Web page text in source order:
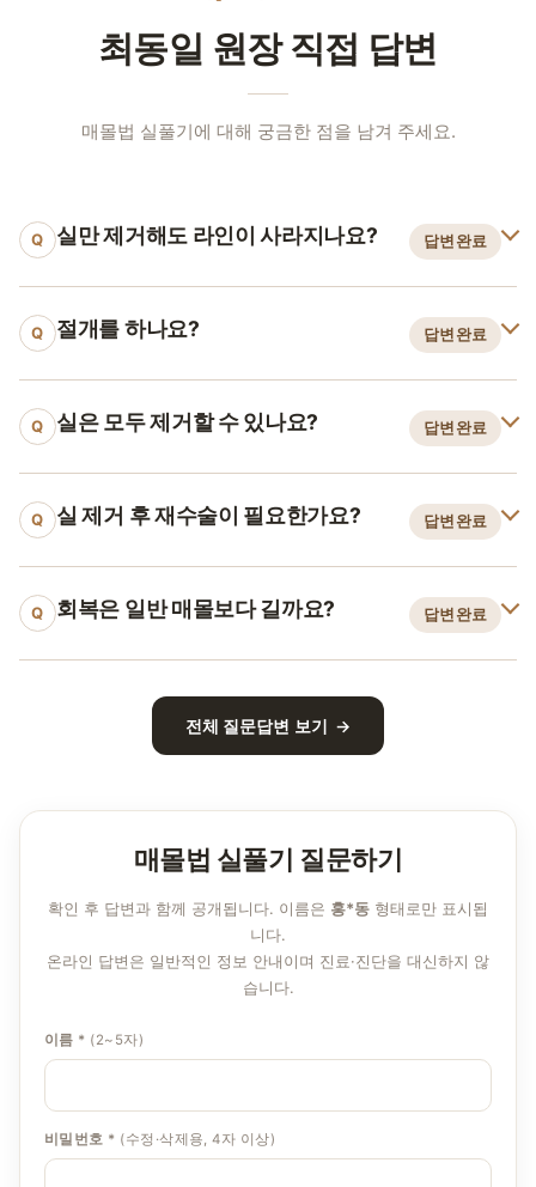
최동일 원장 직접 답변
매몰법 실풀기에 대해 궁금한 점을 남겨 주세요.
Q 실만 제거해도 라인이 사라지나요? 답변완료
Q 절개를 하나요? 답변완료
Q 실은 모두 제거할 수 있나요? 답변완료
Q 실 제거 후 재수술이 필요한가요? 답변완료
Q 회복은 일반 매몰보다 길까요? 답변완료
전체 질문답변 보기 →
매몰법 실풀기 질문하기
확인 후 답변과 함께 공개됩니다. 이름은 홍*동 형태로만 표시됩
니다.
온라인 답변은 일반적인 정보 안내이며 진료·진단을 대신하지 않
습니다.
이름 * (2~5자)
비밀번호 * (수정·삭제용, 4자 이상)